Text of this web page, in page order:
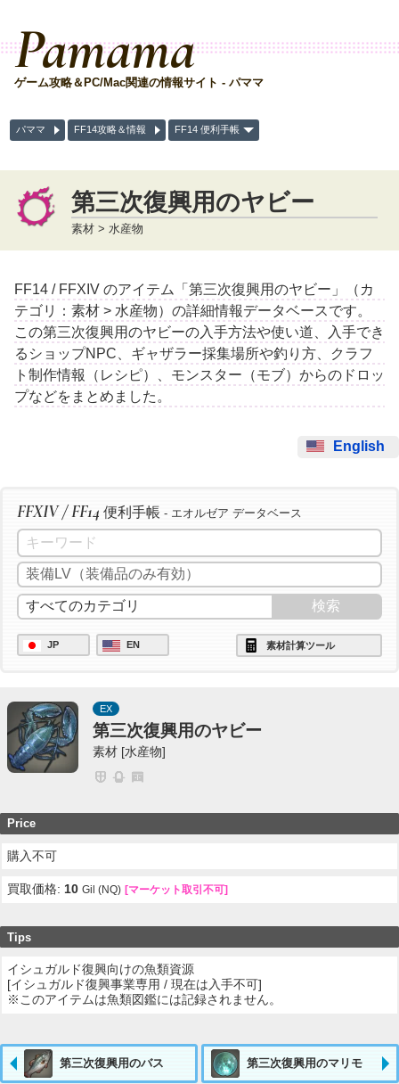
Pamama
ゲーム攻略＆PC/Mac関連の情報サイト - パママ
パママ FF14攻略＆情報 FF14 便利手帳
第三次復興用のヤビー
素材 > 水産物
FF14 / FFXIV のアイテム「第三次復興用のヤビー」（カ
テゴリ：素材 > 水産物）の詳細情報データベースです。
この第三次復興用のヤビーの入手方法や使い道、入手でき
るショップNPC、ギャザラー採集場所や釣り方、クラフ
ト制作情報（レシピ）、モンスター（モブ）からのドロッ
プなどをまとめました。
English
FFXIV / FF14 便利手帳 - エオルゼア データベース
JP EN 素材計算ツール
EX
第三次復興用のヤビー
素材 [水産物]
Price
購入不可
買取価格: 10 Gil (NQ) [マーケット取引不可]
Tips
イシュガルド復興向けの魚類資源
[イシュガルド復興事業専用 / 現在は入手不可]
※このアイテムは魚類図鑑には記録されません。
第三次復興用のバス 第三次復興用のマリモ